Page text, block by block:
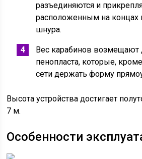
разъединяются и
расположенным на концах
шнура.
Вес карабинов возмещают
пенопласта, которые,
сети держать форму
Высота устройства достигает
7 м.
Особенности